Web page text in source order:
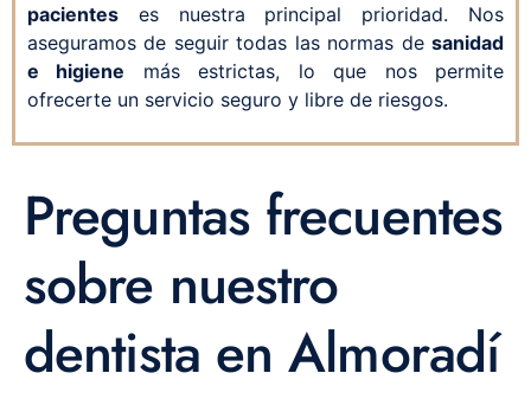
pacientes es nuestra principal prioridad. Nos
aseguramos de seguir todas las normas de sanidad
e higiene más estrictas, lo que nos permite
ofrecerte un servicio seguro y libre de riesgos.
Preguntas frecuentes
sobre nuestro
dentista en Almoradí